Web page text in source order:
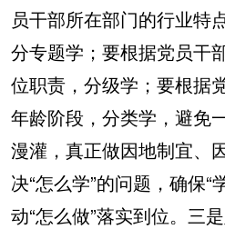
员干部所在部门的行业特
分专题学；要根据党员干
位职责，分级学；要根据
年龄阶段，分类学，避免
漫灌，真正做因地制宜、
决“怎么学”的问题，确保“
动“怎么做”落实到位。三